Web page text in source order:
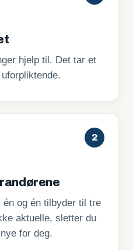
hjelp til. Det tar et
2
og én tilbyder til tre
aktuelle, sletter du
for deg.